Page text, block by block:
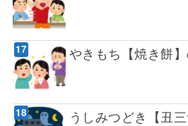
やきもち【焼き餅
うしみつどき【丑